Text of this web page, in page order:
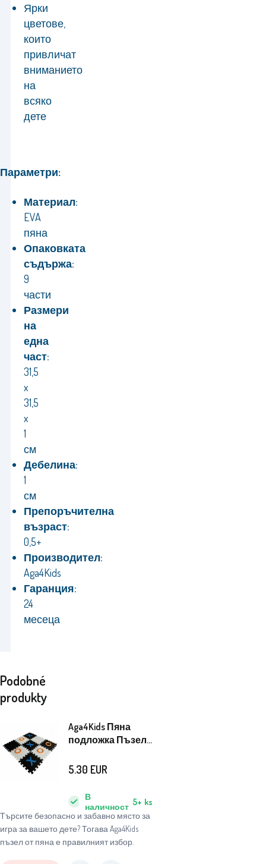
Ярки
цветове,
които
привличат
вниманието
на
всяко
дете
Параметри:
Материал:
EVA
пяна
Опаковката
съдържа:
9
части
Размери
на
една
част:
31,5
x
31,5
x
1
см
Дебелина:
1
см
Препоръчителна
възраст:
0,5+
Производител:
Aga4Kids
Гаранция:
24
месеца
Podobné
produkty
Aga4Kids Пяна
подложка Пъзел
Търсите безопасно и забавно място за
игра за вашето дете? Тогава Aga4Kids
пъзел от пяна е правилният избор.
В
наличност 5+ ks
5.30 EUR